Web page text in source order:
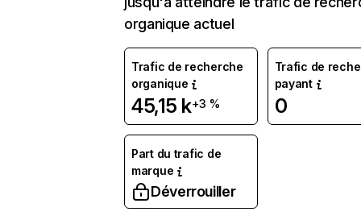
organique actuel
Trafic de recherche
organique
45,15 k+3 %
Trafic de
payant
0
Part du trafic de
marque
Déverrouiller